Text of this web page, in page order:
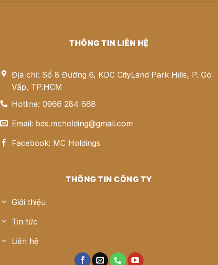
THÔNG TIN LIÊN HỆ
Địa chỉ: Số 8 Đường 6, KDC CityLand Park Hills, P. Gò
Vấp, TP.HCM
Hotline: 0966 284 668
Email: bds.mcholding@gmail.com
Facebook: MC Holdings
THÔNG TIN CÔNG TY
Giới thiệu
Tin tức
Liên hệ